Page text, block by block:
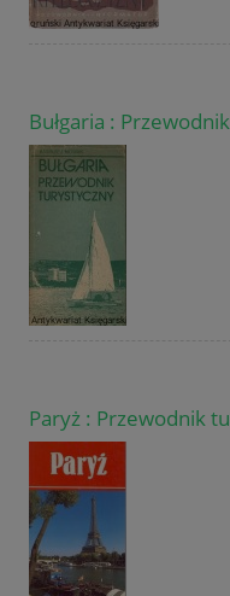
Bułgaria :
Paryż : Przewodnik